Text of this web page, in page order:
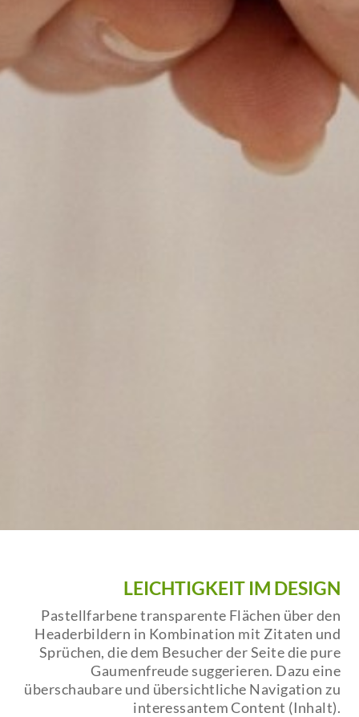
LEICHTIGKEIT IM DESIGN
Pastellfarbene transparente Flächen über den
Headerbildern in Kombination mit Zitaten und
Sprüchen, die dem Besucher der Seite die pure
Gaumenfreude suggerieren. Dazu eine
überschaubare und übersichtliche Navigation zu
interessantem Content (Inhalt).